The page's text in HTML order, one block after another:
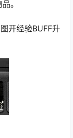
。
开经验BUFF升